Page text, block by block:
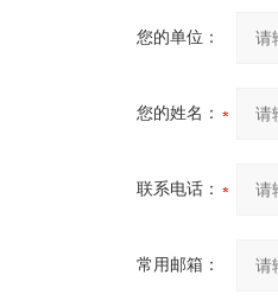
您的单位：
您的姓名：
联系电话：
常用邮箱：